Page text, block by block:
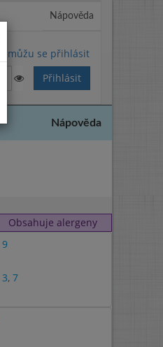
Nápověda
Nemůžu se přihlásit
Nápověda
Obsahuje alergeny
9
3, 7